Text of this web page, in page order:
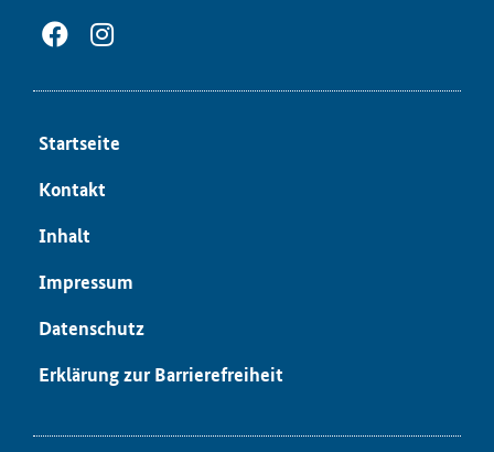
Start­sei­te
Kon­takt
In­halt
Im­pres­sum
Da­ten­schutz
Er­klä­rung zur Bar­rie­re­frei­heit